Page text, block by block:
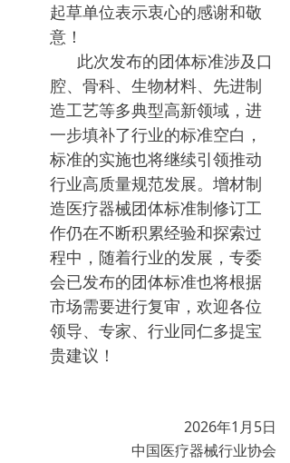
起草单位表示衷心的感谢和敬
意！
此次发布的团体标准涉及口
腔、骨科、生物材料、先进制
造工艺等多典型高新领域，进
一步填补了行业的标准空白，
标准的实施也将继续引领推动
行业高质量规范发展。增材制
造医疗器械团体标准制修订工
作仍在不断积累经验和探索过
程中，随着行业的发展，专委
会已发布的团体标准也将根据
市场需要进行复审，欢迎各位
领导、专家、行业同仁多提宝
贵建议！
2026年1月5日
中国医疗器械行业协会